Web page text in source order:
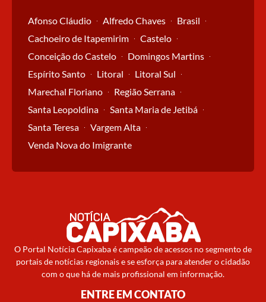
Afonso Cláudio Alfredo Chaves
Brasil
Cachoeiro de Itapemirim
Castelo
Conceição do Castelo
Domingos Martins
Espírito Santo
Litoral
Litoral Sul
Marechal Floriano
Região Serrana
Santa Leopoldina
Santa Maria de Jetibá
Santa Teresa
Vargem Alta
Venda Nova do Imigrante
O Portal Notícia Capixaba é campeão de acessos no segmento de
portais de notícias regionais e se esforça para atender o cidadão
com o que há de mais profissional em informação.
ENTRE EM CONTATO